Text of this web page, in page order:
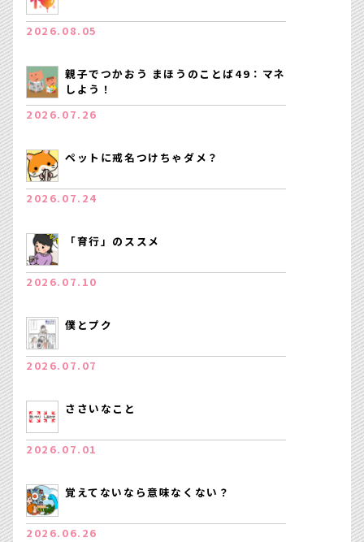
2026.08.05
親子でつかおう まほうのことば49：マネ
しよう！
2026.07.26
ペットに戒名つけちゃダメ？
2026.07.24
「育行」のススメ
2026.07.10
僕とプク
2026.07.07
ささいなこと
2026.07.01
覚えてないなら意味なくない？
2026.06.26